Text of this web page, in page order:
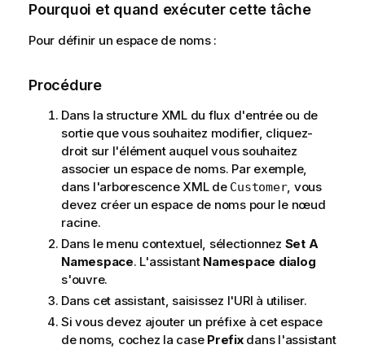
Pourquoi et quand exécuter cette tâche
Pour définir un espace de noms :
Procédure
Dans la structure XML du flux d'entrée ou de
sortie que vous souhaitez modifier, cliquez-
droit sur l'élément auquel vous souhaitez
associer un espace de noms. Par exemple,
dans l'arborescence XML de Customer, vous
devez créer un espace de noms pour le nœud
racine.
Dans le menu contextuel, sélectionnez Set A
Namespace. L'assistant Namespace dialog
s'ouvre.
Dans cet assistant, saisissez l'URI à utiliser.
Si vous devez ajouter un préfixe à cet espace
de noms, cochez la case Prefixdans l'assistant